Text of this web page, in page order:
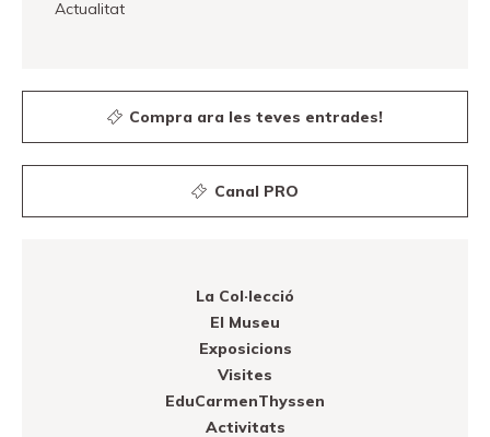
Actualitat
Compra ara les teves entrades!
Canal PRO
La Col·lecció
El Museu
Exposicions
Visites
EduCarmenThyssen
Activitats